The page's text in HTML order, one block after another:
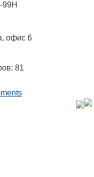
99Н
офис 6
81